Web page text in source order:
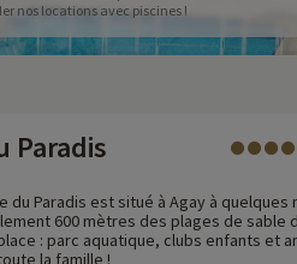
nos locations avec piscines !
Paradis
du Paradis est situé à Agay à quelques
600 mètres des plages de sable
: parc aquatique, clubs enfants et
la famille !